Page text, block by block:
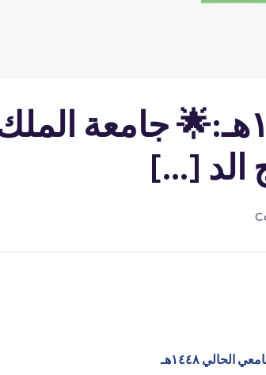
🗓 يبدأ التقديم الثلاثاء ١٤٤٨/١/١٥هـ:🌟 جامعة
الد […]
١٤٤٨هـ